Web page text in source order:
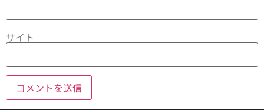
サイト